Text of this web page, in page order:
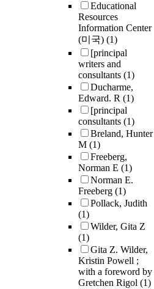
Educational
Resources
Information Center
(미국) (1)
[principal
writers and
consultants (1)
Ducharme,
Edward. R (1)
[principal
consultants (1)
Breland, Hunter
M (1)
Freeberg,
Norman E (1)
Norman E.
Freeberg (1)
Pollack, Judith
(1)
Wilder, Gita Z
(1)
Gita Z. Wilder,
Kristin Powell ;
with a foreword by
Gretchen Rigol (1)